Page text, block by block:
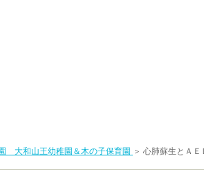
大和山王幼稚園＆木の子保育園 ＞ 心肺蘇生とＡ